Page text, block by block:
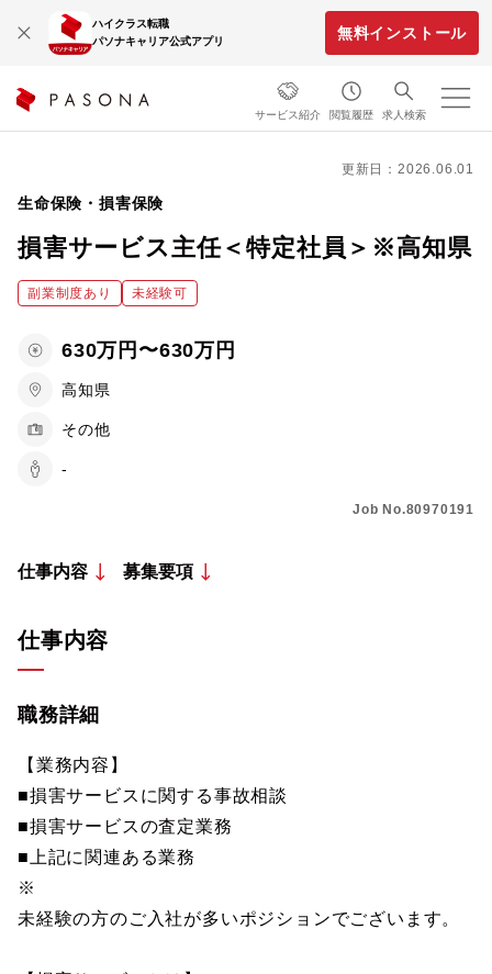
ハイクラス転職
パソナキャリア公式アプリ
無料インストール
サービス紹介 閲覧履歴 求人検索
更新日：2026.06.01
生命保険・損害保険
損害サービス主任＜特定社員＞※高知県
副業制度あり 未経験可
630万円〜630万円
高知県
その他
-
Job No.80970191
仕事内容 募集要項
仕事内容
職務詳細
【業務内容】
■損害サービスに関する事故相談
■損害サービスの査定業務
■上記に関連ある業務
※
未経験の方のご入社が多いポジションでございます。